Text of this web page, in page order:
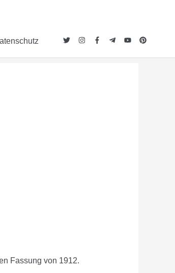
Fassung von 1912.